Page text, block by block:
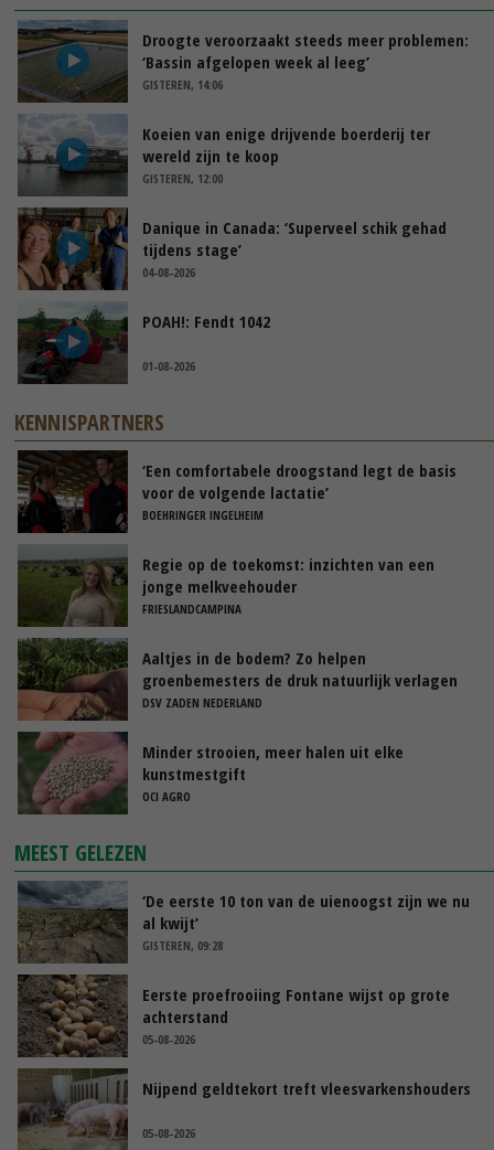
Droogte veroorzaakt steeds meer problemen:
‘Bassin afgelopen week al leeg’
GISTEREN, 14:06
Koeien van enige drijvende boerderij ter
wereld zijn te koop
GISTEREN, 12:00
Danique in Canada: ‘Superveel schik gehad
tijdens stage’
04-08-2026
POAH!: Fendt 1042
01-08-2026
KENNISPARTNERS
‘Een comfortabele droogstand legt de basis
voor de volgende lactatie’
BOEHRINGER INGELHEIM
Regie op de toekomst: inzichten van een
jonge melkveehouder
FRIESLANDCAMPINA
Aaltjes in de bodem? Zo helpen
groenbemesters de druk natuurlijk verlagen
DSV ZADEN NEDERLAND
Minder strooien, meer halen uit elke
kunstmestgift
OCI AGRO
MEEST GELEZEN
‘De eerste 10 ton van de uienoogst zijn we nu
al kwijt’
GISTEREN, 09:28
Eerste proefrooiing Fontane wijst op grote
achterstand
05-08-2026
Nijpend geldtekort treft vleesvarkenshouders
05-08-2026